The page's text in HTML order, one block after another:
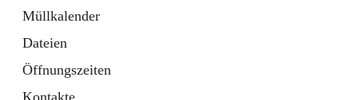
Müllkalender
Dateien
Öffnungszeiten
Kontakte